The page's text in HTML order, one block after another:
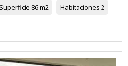
Superficie 86 m2 Habitaciones 2